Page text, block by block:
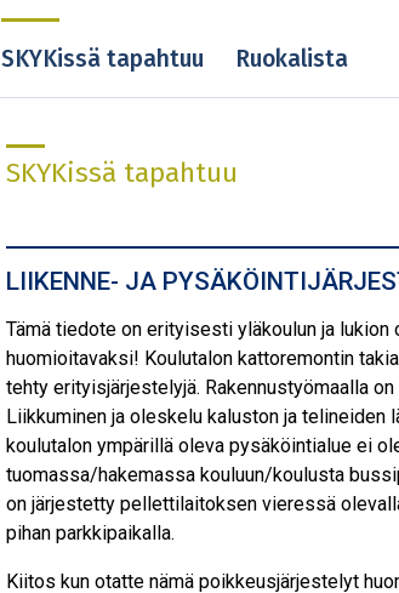
SKYKissä tapahtuu Ruokalista
SKYKissä tapahtuu
LIIKENNE- JA
Tämä tiedote on erityisesti yläkoulun ja
huomioitavaksi! Koulutalon kattoremontin
tehty erityisjärjestelyjä. Rakennustyömaalla
Liikkuminen ja oleskelu kaluston ja
koulutalon ympärillä oleva pysäköintialue ei
tuomassa/hakemassa kouluun/koulusta
on järjestetty pellettilaitoksen vieressä
pihan parkkipaikalla.
Kiitos kun otatte nämä poikkeusjärjestelyt